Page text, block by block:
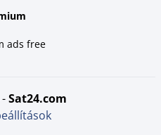
ads free
- sat24.com